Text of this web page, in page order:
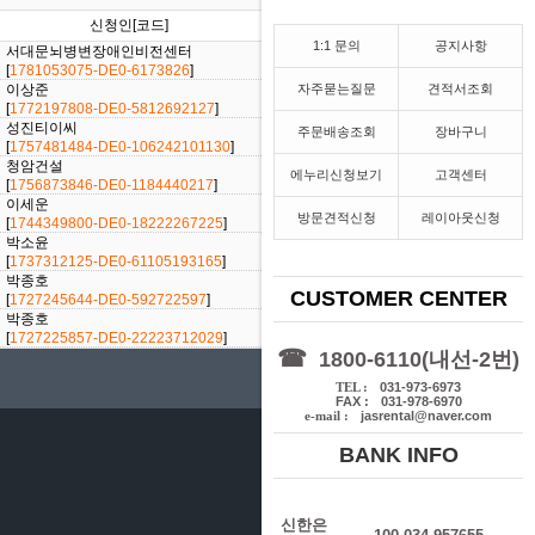
1:1 문의 공지사항
자주묻는질문 견적서조회
주문배송조회 장바구니
에누리신청보기 고객센터
방문견적신청 레이아웃신청
CUSTOMER CENTER
☎ 1800-6110(내선-2번)
TEL :
031-973-6973
FAX :
031-978-6970
e-mail :
jasrental@naver.com
BANK INFO
신한은
신청인[코드] 날짜
진행상황
서대문뇌병변장애인비전센터
[1781053075-DE0-6173826]
이상준
[1772197808-DE0-5812692127]
[2026/02/27]
성진티이씨
[1757481484-DE0-106242101130]
[2025/09/10]
청암건설
[1756873846-DE0-1184440217]
[2025/09/03]
이세운
[1744349800-DE0-18222267225]
[2025/04/11]
박소윤
[1737312125-DE0-61105193165]
박종호
[1727245644-DE0-592722597]
[2024/09/25]
박종호
[1727225857-DE0-22223712029]
[2024/09/25]